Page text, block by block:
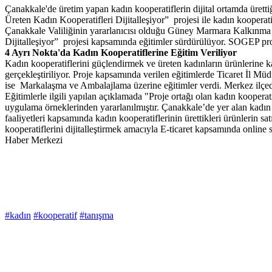
Çanakkale'de üretim yapan kadın kooperatiflerin dijital ortamda
Üreten Kadın Kooperatifleri Dijitalleşiyor” projesi ile kadın
Çanakkale Valiliğinin yararlanıcısı olduğu Güney Marmara
Dijitalleşiyor” projesi kapsamında eğitimler sürdürülüyor. SOGEP
4 Ayrı Nokta'da Kadın Kooperatiflerine Eğitim Veriliyor
Kadın kooperatiflerini güçlendirmek ve üreten kadınların ürünlerine
gerçekleştiriliyor. Proje kapsamında verilen eğitimlerde Ticaret İl
ise Markalaşma ve Ambalajlama üzerine eğitimler verdi. Merkez
Eğitimlerle ilgili yapılan açıklamada "Proje ortağı olan kadın
uygulama örneklerinden yararlanılmıştır. Çanakkale’de yer alan
faaliyetleri kapsamında kadın kooperatiflerinin ürettikleri ürünlerin
kooperatiflerini dijitalleştirmek amacıyla E-ticaret kapsamında
Haber Merkezi
#kadın #kooperatif #tanışma